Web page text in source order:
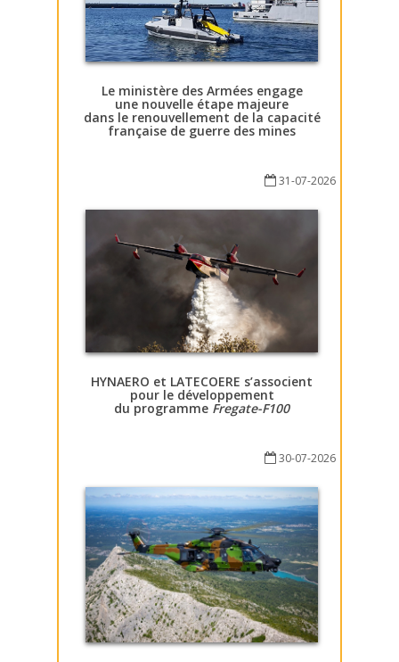
Le ministère des Armées engage
une nouvelle étape majeure
dans le renouvellement de la capacité
française de guerre des mines
31-07-2026
HYNAERO et LATECOERE s’associent
pour le développement
du programme Fregate-F100
30-07-2026